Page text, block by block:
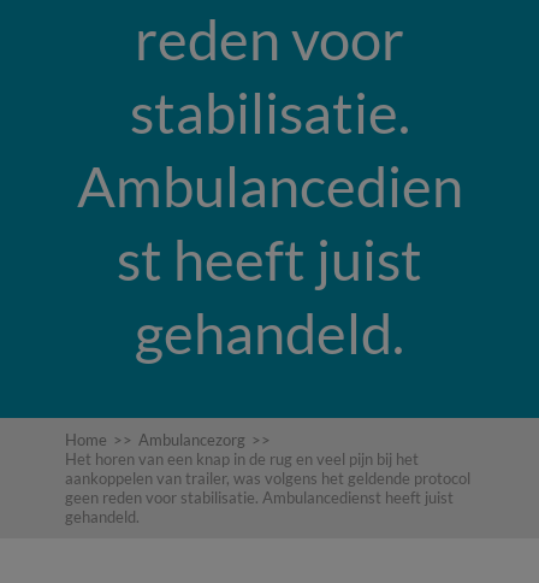
reden voor
stabilisatie.
Ambulancedien
st heeft juist
gehandeld.
Home >> Ambulancezorg >>
Het horen van een knap in de rug en veel pijn bij het
aankoppelen van trailer, was volgens het geldende protocol
geen reden voor stabilisatie. Ambulancedienst heeft juist
gehandeld.